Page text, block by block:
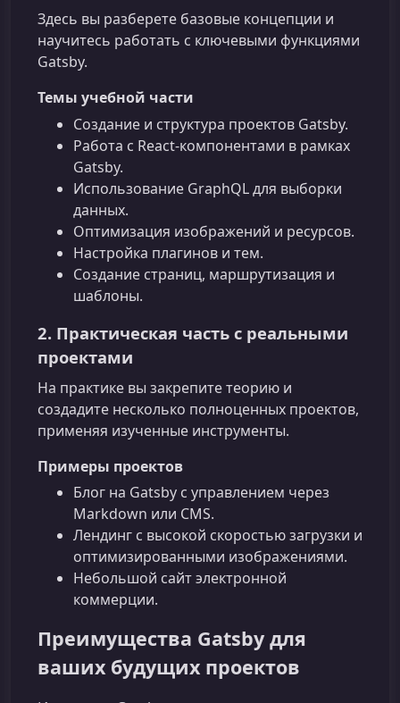
Здесь вы разберете базовые концепции и
научитесь работать с ключевыми функциями
Gatsby.
Темы учебной части
Создание и структура проектов Gatsby.
Работа с React‑компонентами в рамках
Gatsby.
Использование GraphQL для выборки
данных.
Оптимизация изображений и ресурсов.
Настройка плагинов и тем.
Создание страниц, маршрутизация и
шаблоны.
2. Практическая часть с реальными
проектами
На практике вы закрепите теорию и
создадите несколько полноценных проектов,
применяя изученные инструменты.
Примеры проектов
Блог на Gatsby с управлением через
Markdown или CMS.
Лендинг с высокой скоростью загрузки и
оптимизированными изображениями.
Небольшой сайт электронной
коммерции.
Преимущества Gatsby для
ваших будущих проектов